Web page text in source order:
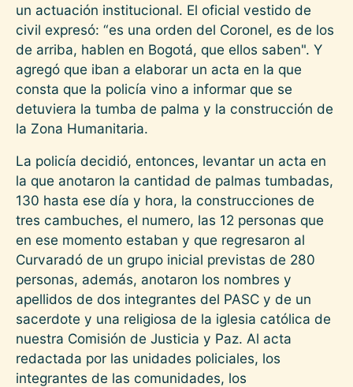
un actuación institucional. El oficial vestido de
civil expresó: “es una orden del Coronel, es de los
de arriba, hablen en Bogotá, que ellos saben". Y
agregó que iban a elaborar un acta en la que
consta que la policía vino a informar que se
detuviera la tumba de palma y la construcción de
la Zona Humanitaria.
La policía decidió, entonces, levantar un acta en
la que anotaron la cantidad de palmas tumbadas,
130 hasta ese día y hora, la construcciones de
tres cambuches, el numero, las 12 personas que
en ese momento estaban y que regresaron al
Curvaradó de un grupo inicial previstas de 280
personas, además, anotaron los nombres y
apellidos de dos integrantes del PASC y de un
sacerdote y una religiosa de la iglesia católica de
nuestra Comisión de Justicia y Paz. Al acta
redactada por las unidades policiales, los
integrantes de las comunidades, los